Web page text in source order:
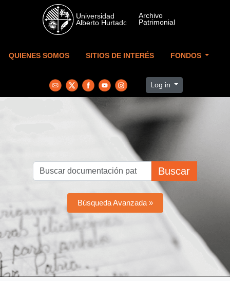
Skip to main content
QUIENES SOMOS SITIOS DE INTERÉS FONDOS
Log in
Buscar
Búsqueda Avanzada »